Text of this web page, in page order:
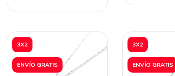
3X2
ENVÍO GRATIS
3X2
ENVÍO GRATIS